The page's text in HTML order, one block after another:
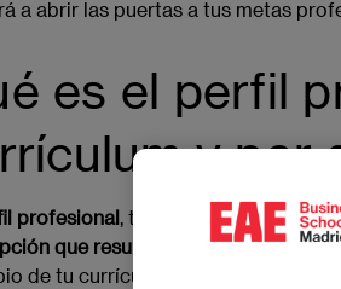
a abrir las puertas a tus metas
es el perfil
y por
profesional, también conocido
que resume tus habilidades,
de tu currículum, justo debajo de